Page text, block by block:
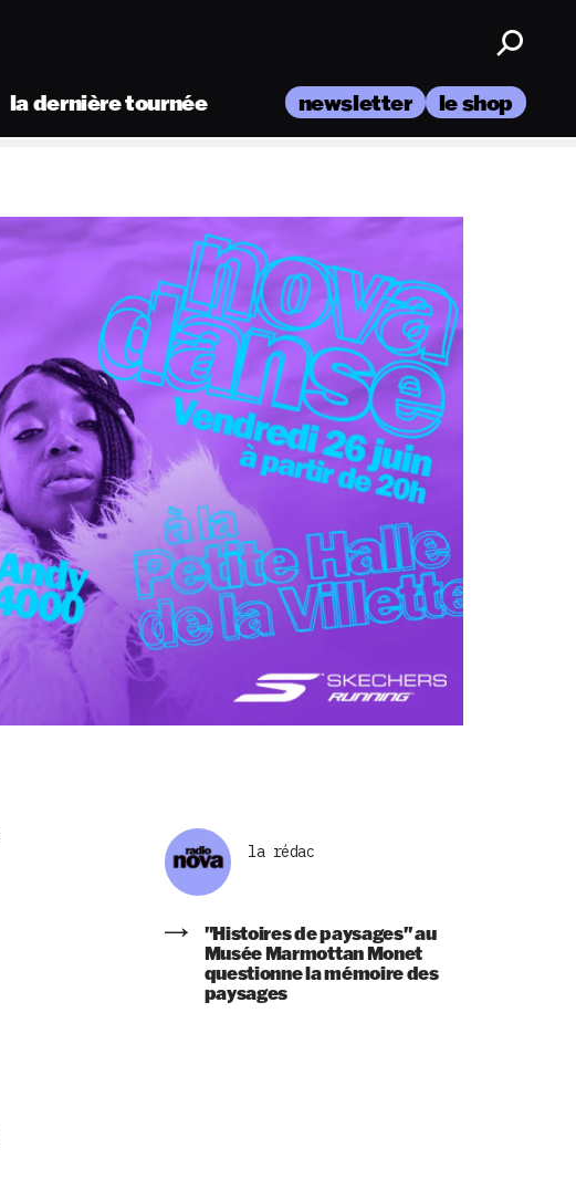
la dernière tournée newsletter le shop
la rédac
"Histoires de paysages" au
Musée Marmottan Monet
questionne la mémoire des
paysages